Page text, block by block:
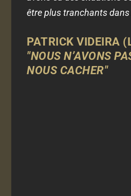
être plus tranchants
PATRICK VIDEIRA
"NOUS N’AVONS
NOUS CACHER"